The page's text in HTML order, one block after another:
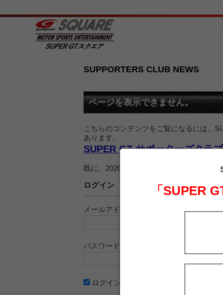
SUPPORTERS CLUB NEWS
ページを表示できません。
こちらのコンテンツをご覧になるには、
あります。
SUPER GT サポーターズクラ
既に、2026 SUPER GT サポーターズク
ログイン
メールアドレス
パスワード
ログイン情報を記憶
「SUPER